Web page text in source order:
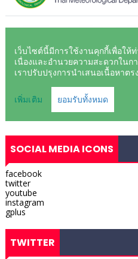
SOCIAL MEDIA ICONS
facebook
twitter
youtube
instagram
gplus
TWITTER